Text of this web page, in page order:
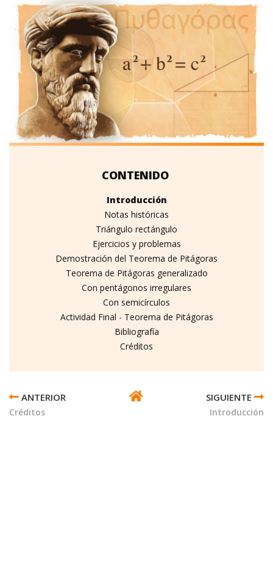
Introducción
Notas históricas
Triángulo rectángulo
Ejercicios y problemas
Demostración del Teorema de Pitágoras
Teorema de Pitágoras generalizado
Con pentágonos irregulares
Con semicírculos
Actividad Final - Teorema de Pitágoras
Bibliografía
Créditos
TRANSVERSALES
DE
Créditos Introducción